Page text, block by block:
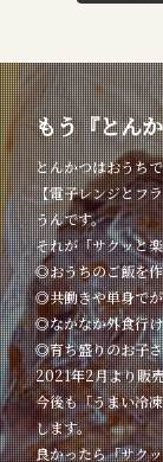
もう『とん
とんかつはおうち
【電子レンジとフ
うんです。
それが「サクッと
◎おうちのご飯を
◎共働きや単身で
◎なかなか外食行
◎育ち盛りのお子
2021年2月より販
今後も「うまい冷
します。
良かったら「サク